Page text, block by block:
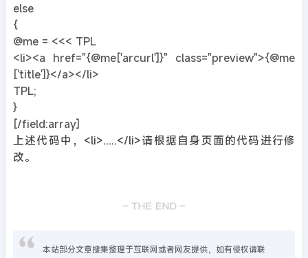
else
{
@me = <<< TPL
<li><a href="{@me['arcurl']}" class="preview">{@me
['title']}</a></li>
TPL;
}
[/field:array]
上述代码中，<li>.....</li>请根据自身页面的代码进行修
改。
本站部分文章搜集整理于互联网或者网友提供，如有侵权请联